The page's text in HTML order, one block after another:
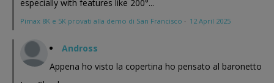
especially with features like 200°...
Pimax 8K e 5K provati alla demo di San Francisco · 12 April 2025
Andross
Appena ho visto la copertina ho pensato al baronetto